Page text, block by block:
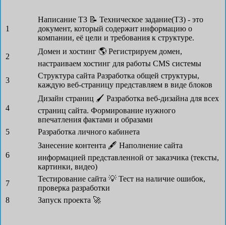
1
Написание ТЗ 📝 Техническое задание(ТЗ) - это
документ, который содержит информацию о
компании, её цели и требования к структуре.
2
Домен и хостинг 🌎 Регистрируем домен,
настраиваем хостинг для работы CMS системы
3
Структура сайта Разработка общей структуры,
каждую веб-страницу представляем в виде блоков
4
Дизайн страниц 🖌 Разработка веб-дизайна для всех
страниц сайта. Формирование нужного
впечатления фактами и образами
5
Разработка личного кабинета
6
Занесение контента 🖋 Наполнение сайта
информацией представленной от заказчика (тексты,
картинки, видео)
7
Тестирование сайта 💡 Тест на наличие ошибок,
проверка разработки
8
Запуск проекта 🚀